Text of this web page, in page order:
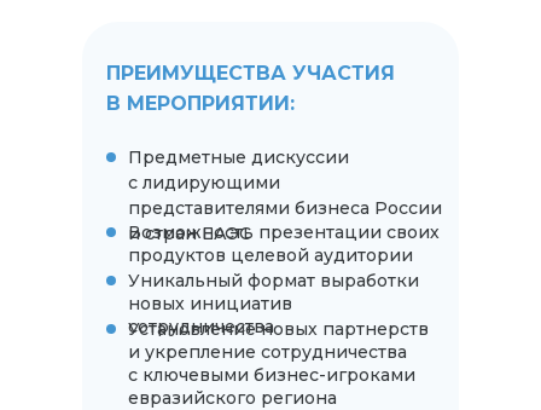
ПРЕИМУЩЕСТВА УЧАСТИЯ
В МЕРОПРИЯТИИ:
Предметные дискуссии
с лидирующими
представителями бизнеса России
и стран ЕАЭС
Возможность презентации своих
продуктов целевой аудитории
Уникальный формат выработки
новых инициатив
сотрудничества
Установление новых партнерств
и укрепление сотрудничества
с ключевыми бизнес-игроками
евразийского региона